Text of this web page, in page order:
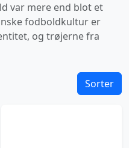
var mere end blot et
fodboldkultur er
og trøjerne fra
Sorter